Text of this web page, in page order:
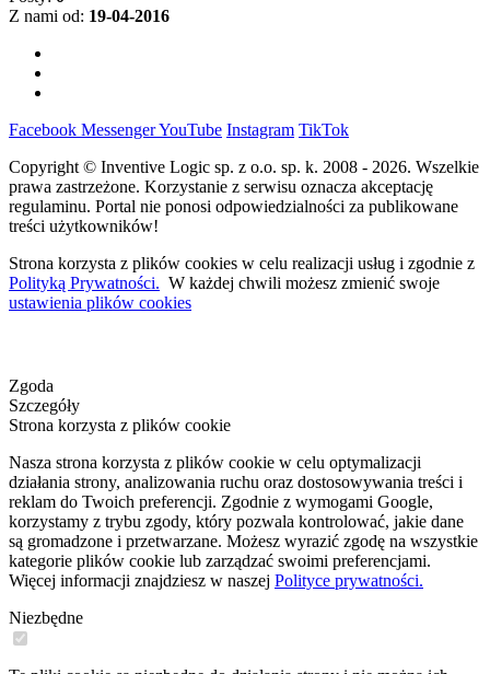
Z nami od: 19-04-2016
Facebook MessengerYouTube Instagram TikTok
Copyright © Inventive Logic sp. z o.o. sp. k. 2008 - 2026. Wszelkie
prawa zastrzeżone. Korzystanie z serwisu oznacza akceptację
regulaminu. Portal nie ponosi odpowiedzialności za publikowane
treści użytkowników!
Strona korzysta z plików cookies w celu realizacji usług i zgodnie z
Polityką Prywatności. W każdej chwili możesz zmienić swoje
ustawienia plików cookies
Zgoda
Szczegóły
Strona korzysta z plików cookie
Nasza strona korzysta z plików cookie w celu optymalizacji
działania strony, analizowania ruchu oraz dostosowywania treści i
reklam do Twoich preferencji. Zgodnie z wymogami Google,
korzystamy z trybu zgody, który pozwala kontrolować, jakie dane
są gromadzone i przetwarzane. Możesz wyrazić zgodę na wszystkie
kategorie plików cookie lub zarządzać swoimi preferencjami.
Więcej informacji znajdziesz w naszej Polityce prywatności.
Niezbędne